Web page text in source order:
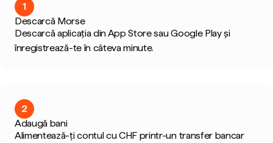
1
Descarcă Morse
Descarcă aplicația din App Store sau Google Play și
înregistrează-te în câteva minute.
2
Adaugă bani
Alimentează-ți contul cu CHF printr-un transfer bancar